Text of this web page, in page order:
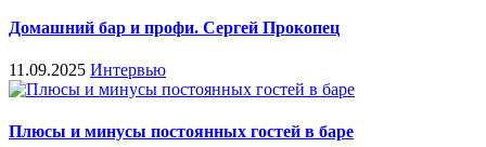
Домашний бар и профи. Сергей Прокопец
11.09.2025 Интервью
Плюсы и минусы постоянных гостей в баре